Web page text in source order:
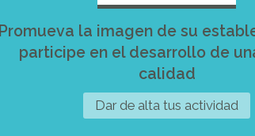
Promueva la imagen de su
participe en el desarrollo de
calidad
Dar de alta tus actividad